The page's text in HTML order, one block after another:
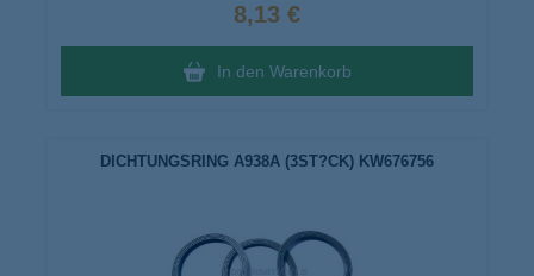
8,13 €
In den Warenkorb
DICHTUNGSRING A938A (3ST?CK) KW676756